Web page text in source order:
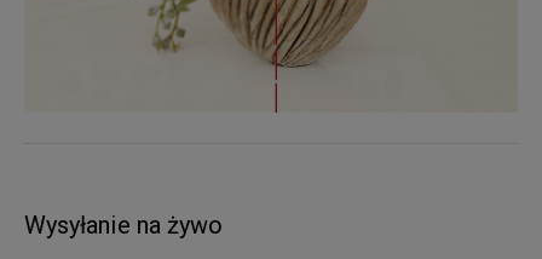
Wysyłanie na żywo